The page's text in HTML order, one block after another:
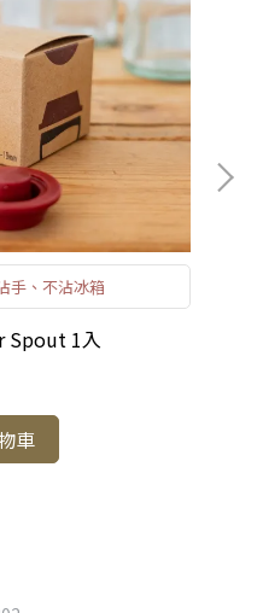
手、不沾冰箱
御鼎興｜醬油導流器 Pour Spout 1入
車